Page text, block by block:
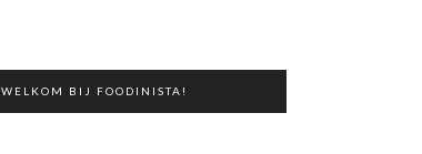
WELKOM BIJ FOODINISTA!